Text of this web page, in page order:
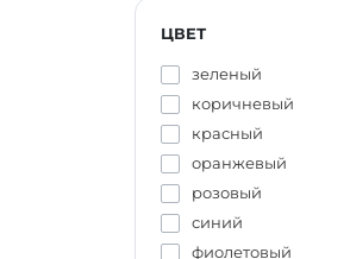
ЦВЕТ
зеленый
коричневый
красный
оранжевый
розовый
синий
фиолетовый